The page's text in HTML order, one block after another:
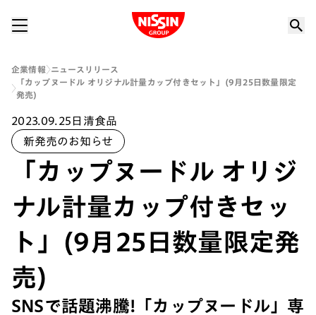
Nissin Group
企業情報
ニュースリリース
「カップヌードル オリジナル計量カップ付きセット」(9月25日数量限定
発売)
2023.09.25 日清食品
新発売のお知らせ
「カップヌードル オリジ
ナル計量カップ付きセッ
ト」(9月25日数量限定発
売)
SNSで話題沸騰!「カップヌードル」専